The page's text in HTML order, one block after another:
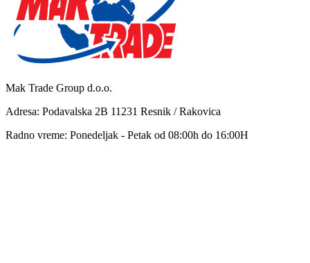
Mak Trade Group d.o.o.
Adresa: Podavalska 2B 11231 Resnik / Rakovica
Radno vreme: Ponedeljak - Petak od 08:00h do 16:00H